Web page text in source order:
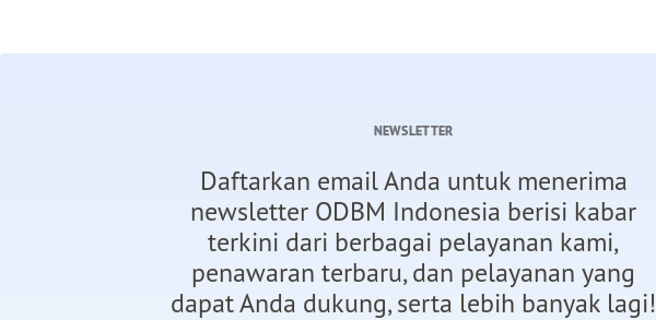
NEWSLETTER
Daftarkan email Anda untuk menerima
newsletter ODBM Indonesia berisi kabar
terkini dari berbagai pelayanan kami,
penawaran terbaru, dan pelayanan yang
dapat Anda dukung, serta lebih banyak lagi!